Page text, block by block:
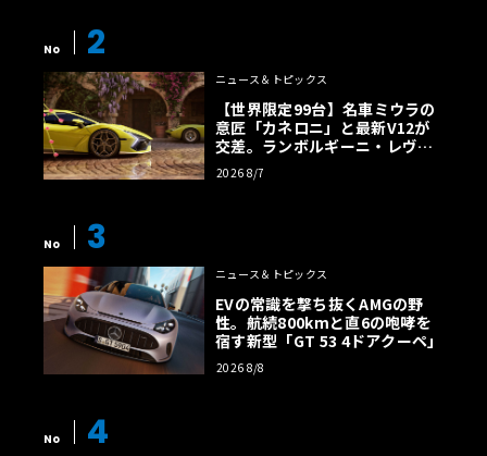
No 2
ニュース＆トピックス
【世界限定99台】名車ミウラの
意匠「カネロニ」と最新V12が
交差。ランボルギーニ・レヴエ
ルトに60周年記念車が登場
2026 8/7
No 3
ニュース＆トピックス
EVの常識を撃ち抜くAMGの野
性。航続800kmと直6の咆哮を
宿す新型「GT 53 4ドアクーペ」
2026 8/8
No 4